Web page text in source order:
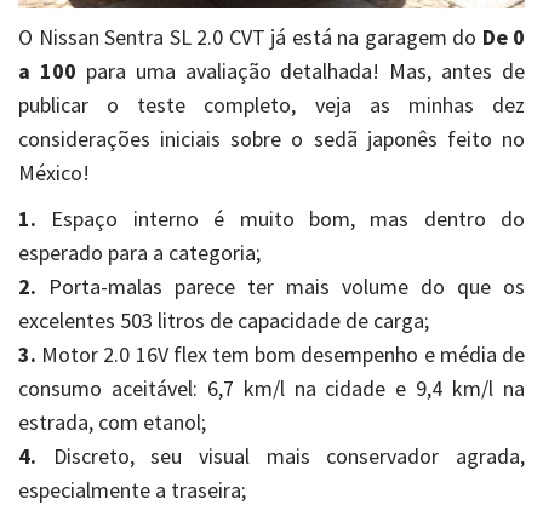
O Nissan Sentra SL 2.0 CVT já está na garagem do De 0
a 100 para uma avaliação detalhada! Mas, antes de
publicar o teste completo, veja as minhas dez
considerações iniciais sobre o sedã japonês feito no
México!
1. Espaço interno é muito bom, mas dentro do
esperado para a categoria;
2. Porta-malas parece ter mais volume do que os
excelentes 503 litros de capacidade de carga;
3. Motor 2.0 16V flex tem bom desempenho e média de
consumo aceitável: 6,7 km/l na cidade e 9,4 km/l na
estrada, com etanol;
4. Discreto, seu visual mais conservador agrada,
especialmente a traseira;